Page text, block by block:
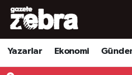
Yazarlar Ekonomi
Yazarlar
Ekonomi
Nöbetçi Eczaneler
Hava Durumu